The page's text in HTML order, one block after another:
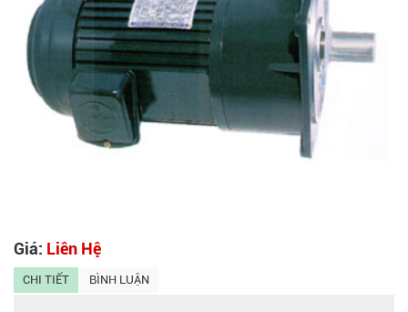
Giá: Liên Hệ
CHI TIẾT BÌNH LUẬN